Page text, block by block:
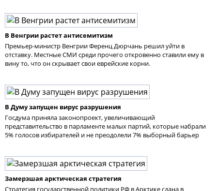
В Венгрии растет антисемитизм
Премьер-министр Венгрии Ференц Дюрчань решил уйти в
отставку. Местные СМИ среди прочего откровенно ставили ему в
вину то, что он скрывает свои еврейские корни.
В Думу запущен вирус разрушения
Госдума приняла законопроект, увеличивающий
представительство в парламенте малых партий, которые набрали
5% голосов избирателей и не преодолели 7% выборный барьер
Замерзшая арктическая стратегия
Стратегия государственной политики РФ в Арктике сдана в